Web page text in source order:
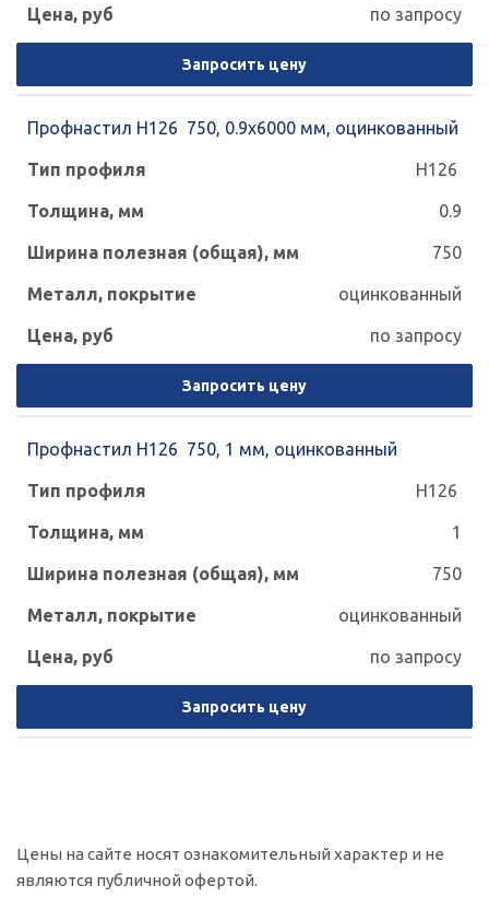
по запросу
Запросить цену
Профнастил Н126 750, 0.9х6000 мм, оцинкованный
Н126
0.9
750
оцинкованный
по запросу
Запросить цену
Профнастил Н126 750, 1 мм, оцинкованный
Н126
1
750
оцинкованный
по запросу
Запросить цену
Цены на сайте носят ознакомительный характер и не
являются публичной офертой.